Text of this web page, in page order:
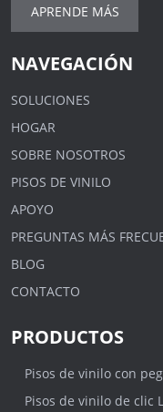
APRENDE MÁS
NAVEGACIÓN
SOLUCIONES
HOGAR
SOBRE NOSOTROS
PISOS DE VINILO
APOYO
PREGUNTAS MÁS
BLOG
CONTACTO
PRODUCTOS
Pisos de vinilo con
Pisos de vinilo de clic